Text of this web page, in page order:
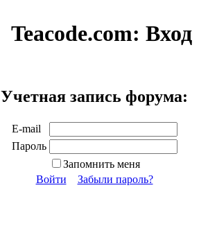
Teacode.com: Вход
Учетная запись форума:
E-mail
Пароль
Запомнить меня
Войти
Забыли пароль?